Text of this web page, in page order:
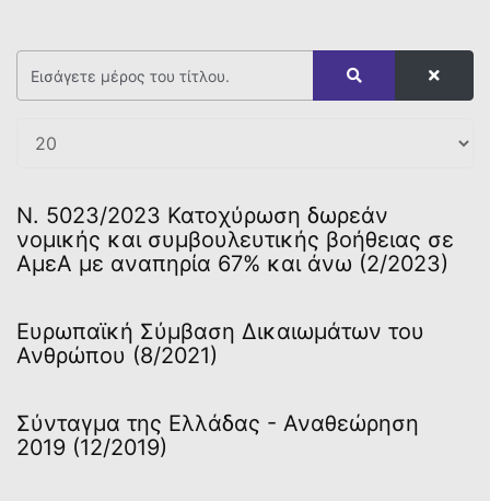
N. 5023/2023 Κατοχύρωση δωρεάν
νομικής και συμβουλευτικής βοήθειας σε
ΑμεΑ με αναπηρία 67% και άνω (2/2023)
Ευρωπαϊκή Σύμβαση Δικαιωμάτων του
Ανθρώπου (8/2021)
Σύνταγμα της Ελλάδας - Αναθεώρηση
2019 (12/2019)